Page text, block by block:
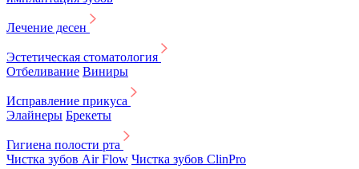
Лечение десен
Эстетическая стоматология
Отбеливание Виниры
Исправление прикуса
Элайнеры Брекеты
Гигиена полости рта
Чистка зубов Air Flow Чистка зубов ClinPro